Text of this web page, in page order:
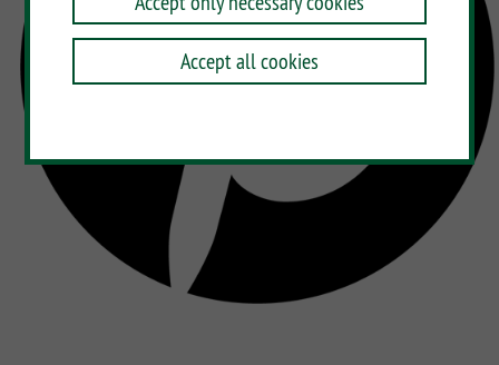
Accept all cookies